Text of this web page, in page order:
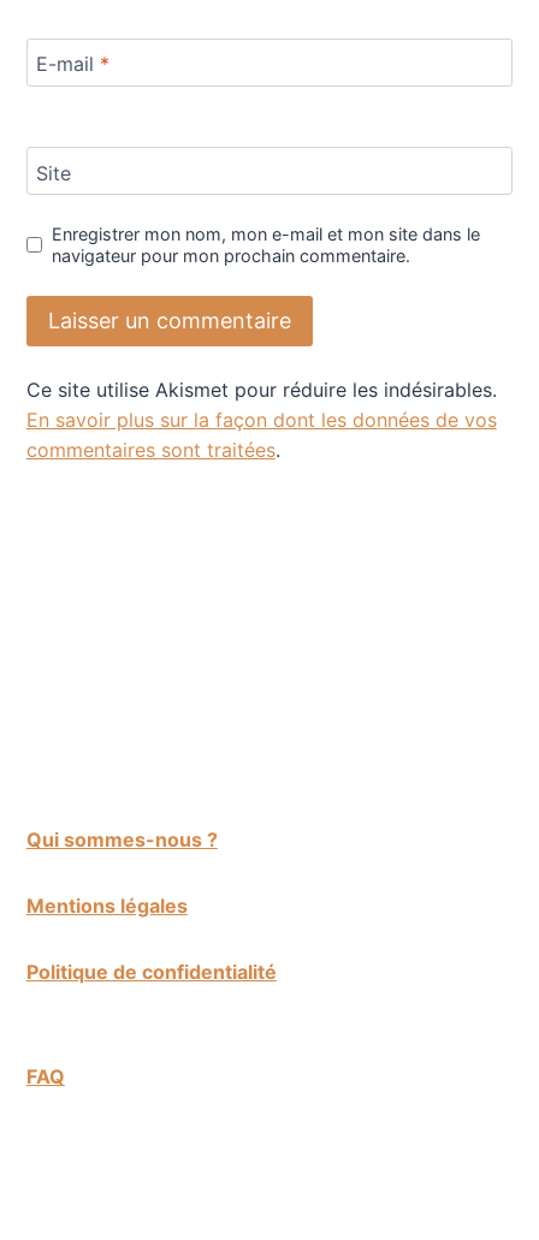
E-mail *
Site
Enregistrer mon nom, mon e-mail et mon site dans le
navigateur pour mon prochain commentaire.
Ce site utilise Akismet pour réduire les indésirables.
En savoir plus sur la façon dont les données de vos
commentaires sont traitées.
Qui sommes-nous ?
Mentions légales
Politique de confidentialité
FAQ